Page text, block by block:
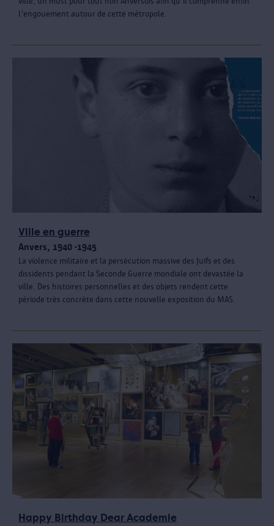
l'engouement autour de cette métropole.
Ville en guerre
Anvers, 1940 -1945
La violence militaire et la persécution massive des Juifs et des
dissidents pendant la Seconde Guerre mondiale ont devastée la
ville. Des histoires personnelles et des objets rendent cette
période très concrète dans cette nouvelle exposition du MAS.
Happy Birthday Dear Academie